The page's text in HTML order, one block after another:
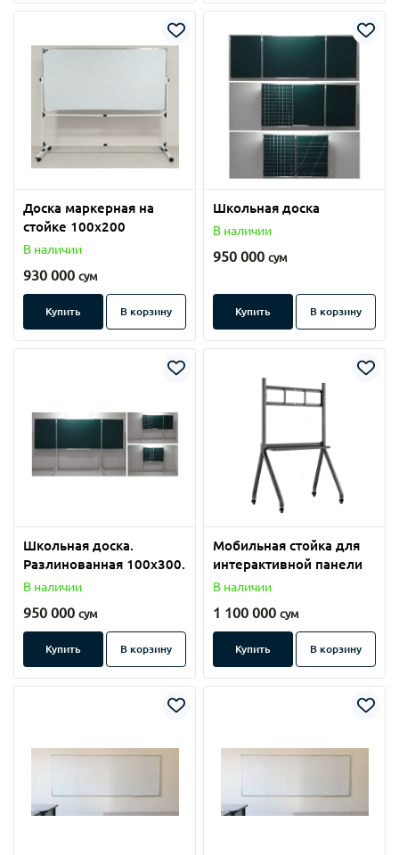
Доска маркерная на
стойке 100х200
В наличии
930 000 сум
Купить В корзину
Школьная доска
В наличии
950 000 сум
Купить В корзину
Школьная доска.
Разлинованная 100х300.
В наличии
950 000 сум
Купить В корзину
Мобильная стойка для
интерактивной панели
В наличии
1 100 000 сум
Купить В корзину